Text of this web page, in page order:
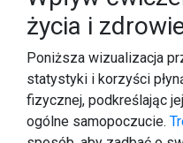
życia i
Poniższa wizualizacja
statystyki i korzyści
fizycznej, podkreślając
ogólne samopoczucie.